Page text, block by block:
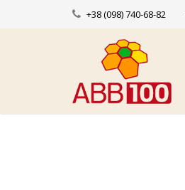
+38 (098) 740-68-82